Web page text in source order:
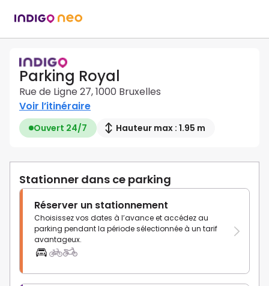
Parking Royal
Rue de Ligne 27, 1000 Bruxelles
Voir l’itinéraire
Ouvert 24/7 Hauteur max : 1.95 m
Stationner dans ce parking
Réserver un stationnement
Choisissez vos dates à l’avance et accédez au
parking pendant la période sélectionnée à un tarif
avantageux.